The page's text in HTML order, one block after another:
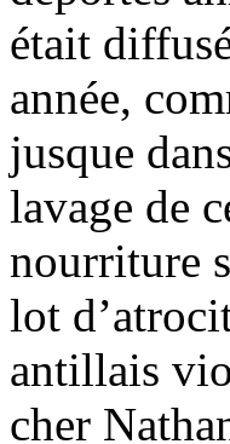
était
année,
jusque
lavage de
nourriture
lot
antillais
cher